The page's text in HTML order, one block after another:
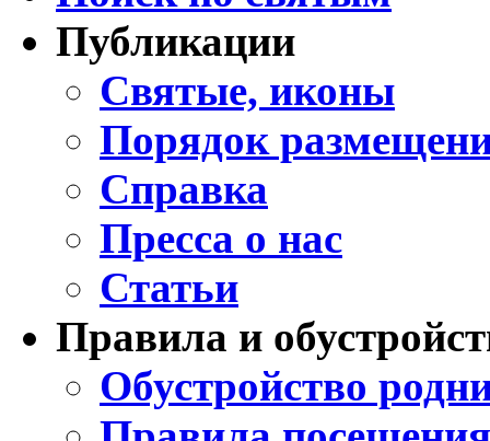
Публикации
Святые, иконы
Порядок
Справка
Пресса о нас
Статьи
Правила и
Обустройство